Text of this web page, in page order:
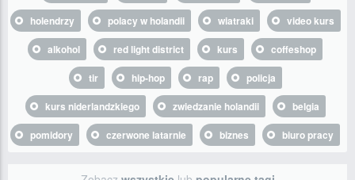
holendrzy
polacy w holandii wiatraki
video kurs
alkohol
red light district kurs
coffeshop
tir
hip-hop rap
policja
kurs niderlandzkiego
zwiedzanie holandii
belgia
pomidory
czerwone latarnie biznes biuro pracy